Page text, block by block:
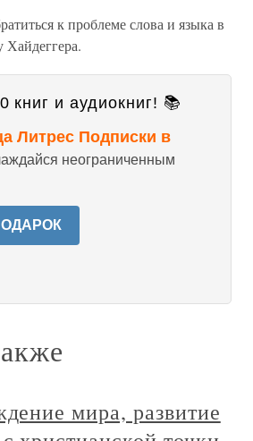
к проблеме слова и языка в
книг и аудиокниг! 📚
Литрес Подписки в
неограниченным
мира, развитие